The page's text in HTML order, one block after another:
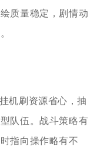
质量稳定，剧情动
机刷资源省心，抽
队伍。战斗策略有
指向操作略有不